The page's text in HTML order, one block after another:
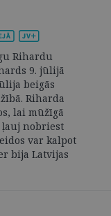
Rihardu
9. jūlijā
beigās
Riharda
lai mūžīgā
nobriest
var kalpot
bija Latvijas